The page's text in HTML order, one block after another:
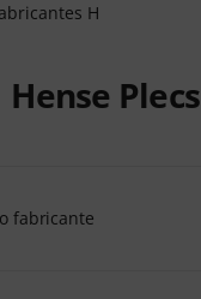
H
Hense Plecs
fabricante